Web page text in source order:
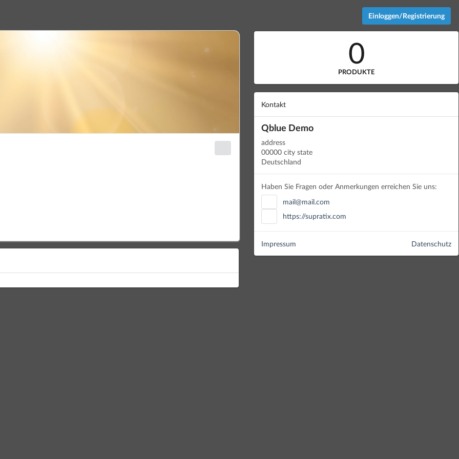
Einloggen/Registrierung
0
PRODUKTE
Kontakt
Qblue Demo
address
00000 city state
Deutschland
Haben Sie Fragen oder Anmerkungen erreichen Sie uns:
mail@mail.com
https://supratix.com
Datenschutz
Impressum